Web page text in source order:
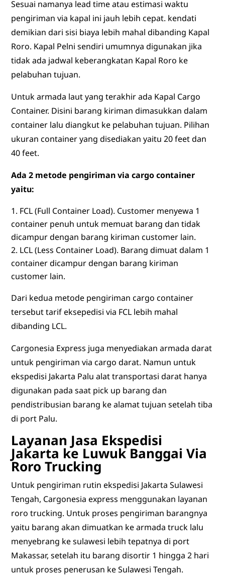
Sesuai namanya lead time atau estimasi waktu
pengiriman via kapal ini jauh lebih cepat. kendati
demikian dari sisi biaya lebih mahal dibanding Kapal
Roro. Kapal Pelni sendiri umumnya digunakan jika
tidak ada jadwal keberangkatan Kapal Roro ke
pelabuhan tujuan.
Untuk armada laut yang terakhir ada Kapal Cargo
Container. Disini barang kiriman dimasukkan dalam
container lalu diangkut ke pelabuhan tujuan. Pilihan
ukuran container yang disediakan yaitu 20 feet dan
40 feet.
Ada 2 metode pengiriman via cargo container
yaitu:
FCL (Full Container Load). Customer menyewa 1
container penuh untuk memuat barang dan tidak
dicampur dengan barang kiriman customer lain.
LCL (Less Container Load). Barang dimuat dalam 1
container dicampur dengan barang kiriman
customer lain.
Dari kedua metode pengiriman cargo container
tersebut tarif eksepedisi via FCL lebih mahal
dibanding LCL.
Cargonesia Express juga menyediakan armada darat
untuk pengiriman via cargo darat. Namun untuk
ekspedisi Jakarta Palu alat transportasi darat hanya
digunakan pada saat pick up barang dan
pendistribusian barang ke alamat tujuan setelah tiba
di port Palu.
Layanan Jasa Ekspedisi
Jakarta ke Luwuk Banggai Via
Roro Trucking
Untuk pengiriman rutin ekspedisi Jakarta Sulawesi
Tengah, Cargonesia express menggunakan layanan
roro trucking. Untuk proses pengiriman barangnya
yaitu barang akan dimuatkan ke armada truck lalu
menyebrang ke sulawesi lebih tepatnya di port
Makassar, setelah itu barang disortir 1 hingga 2 hari
untuk proses penerusan ke Sulawesi Tengah.